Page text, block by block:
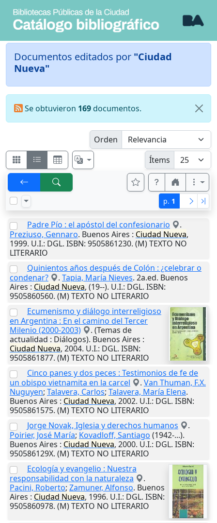
Documentos editados por "Ciudad
Nueva"
Se obtuvieron 169documentos.
Orden
Ítems
p. 1
Padre Pío : el apóstol del confesionario
.
Preziuso, Gennaro. Buenos Aires : Ciudad Nueva,
1999. U.I.: DGL. ISBN: 9505861230. (M) TEXTO NO
LITERARIO
Quinientos años después de Colón : ¿celebrar o
condenar?
. Tapia, María Nieves. 2a.ed. Buenos
Aires : Ciudad Nueva, (19--). U.I.: DGL. ISBN:
9505860560. (M) TEXTO NO LITERARIO
Ecumenismo y diálogo interreligioso
en Argentina : En el camino del Tercer
Milenio (2000-2003)
. (Temas de
actualidad : Diálogos). Buenos Aires :
Ciudad Nueva, 2004. U.I.: DGL. ISBN:
9505861877. (M) TEXTO NO LITERARIO
Cinco panes y dos peces : Testimonios de fe de
un obispo vietnamita en la carcel
. Van Thuman, F.X.
Nuguyen; Talavera, Carlos; Talavera, María Elena.
Buenos Aires : Ciudad Nueva, 2002. U.I.: DGL. ISBN:
9505861575. (M) TEXTO NO LITERARIO
Jorge Novak, Iglesia y derechos humanos
.
Poirier, José María; Kovadloff, Santiago (1942-...).
Buenos Aires : Ciudad Nueva, 2000. U.I.: DGL. ISBN:
950586129X. (M) TEXTO NO LITERARIO
Ecología y evangelio : Nuestra
responsabilidad con la naturaleza
.
Pacini, Roberto; Zamuner, Alfonso. Buenos
Aires : Ciudad Nueva, 1996. U.I.: DGL. ISBN:
9505860978. (M) TEXTO NO LITERARIO